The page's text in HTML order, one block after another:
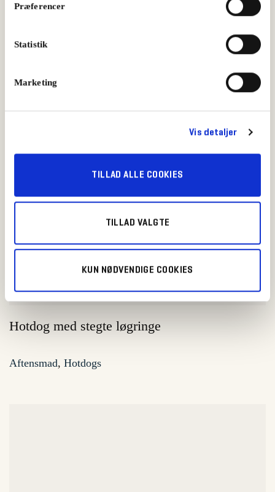
Præferencer
Statistik
Marketing
Vis detaljer
TILLAD ALLE COOKIES
TILLAD VALGTE
KUN NØDVENDIGE COOKIES
Hotdog med Jalapeños Frankfurter og salsa
Hotdog med stegte løgringe
Aftensmad, Hotdogs